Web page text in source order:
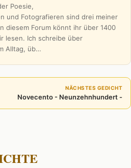
Poesie,
und Fotografieren sind drei meiner
diesem Forum könnt ihr über 1400
lesen. Ich schreibe über
Alltag, üb…
NÄCHSTES GEDICHT
Novecento - Neunzehnhundert -